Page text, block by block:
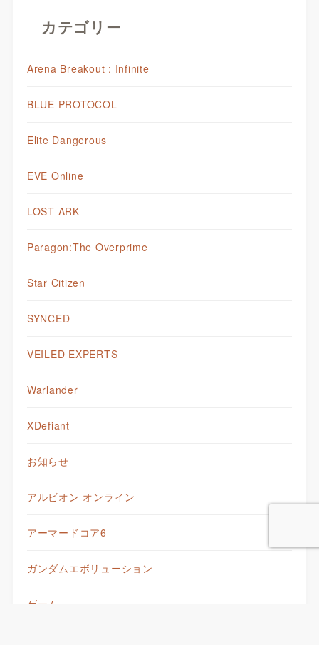
カテゴリー
Arena Breakout : Infinite
BLUE PROTOCOL
Elite Dangerous
EVE Online
LOST ARK
Paragon:The Overprime
Star Citizen
SYNCED
VEILED EXPERTS
Warlander
XDefiant
お知らせ
アルビオン オンライン
アーマードコア6
ガンダムエボリューション
ゲーム